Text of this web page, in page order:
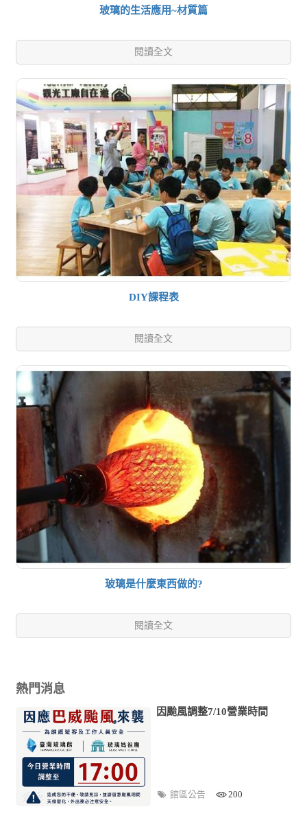
玻璃的生活應用~材質篇
閱讀全文
DIY課程表
閱讀全文
玻璃是什麼東西做的?
閱讀全文
熱門消息
因颱風調整7/10營業時間
館區公告 200